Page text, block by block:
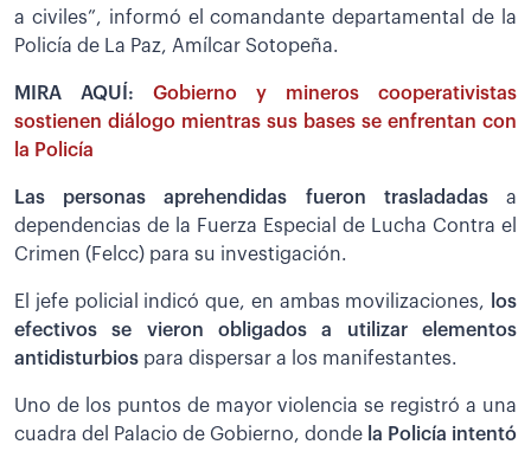
a civiles”, informó el comandante departamental de la
Policía de La Paz, Amílcar Sotopeña.
MIRA AQUÍ: Gobierno y mineros cooperativistas
sostienen diálogo mientras sus bases se enfrentan con
la Policía
Las personas aprehendidas fueron trasladadasa
dependencias de la Fuerza Especial de Lucha Contra el
Crimen (Felcc) para su investigación.
El jefe policial indicó que, en ambas movilizaciones, los
efectivos se vieron obligados a utilizar elementos
antidisturbios para dispersar a los manifestantes.
Uno de los puntos de mayor violencia se registró a una
cuadra del Palacio de Gobierno, donde la Policía intentó